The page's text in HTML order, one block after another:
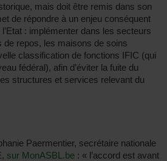
mais doit être remis dans son
de répondre à un enjeu conséquent
: implémenter dans les secteurs
de repos, les maisons de soins
classification de fonctions IFIC (qui
fédéral), afin d’éviter la fuite du
structures et services relevant du
Paermentier, secrétaire nationale
sur MonASBL.be : « l’accord est avant